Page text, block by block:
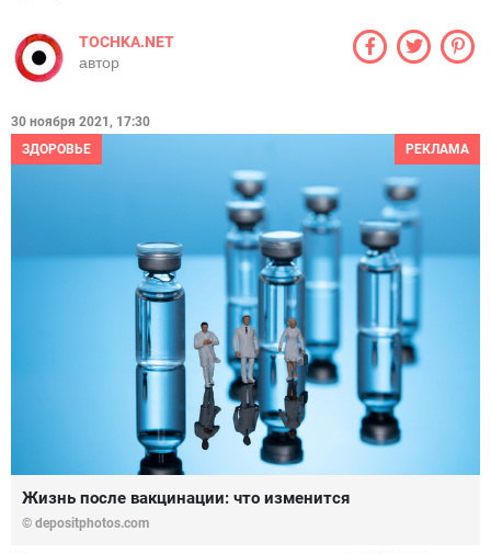
TOCHKA.NET
автор
30 ноября 2021, 17:30
ЗДОРОВЬЕ
РЕКЛАМА
Жизнь после вакцинации: что изменится
© depositphotos.com